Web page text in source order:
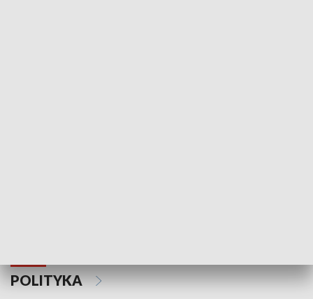
POLITYKA